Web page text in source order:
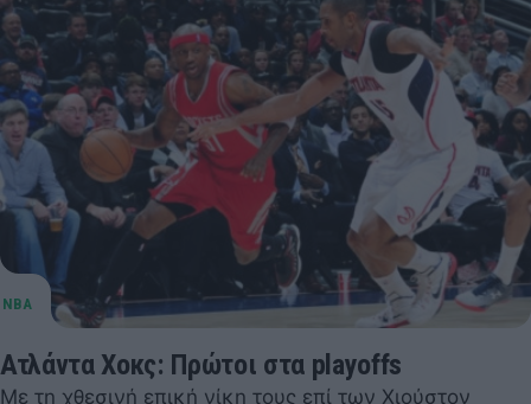
Ατλάντα Χοκς: Πρώτοι στα playoffs
Με τη χθεσινή επική νίκη τους επί των Χιούστον